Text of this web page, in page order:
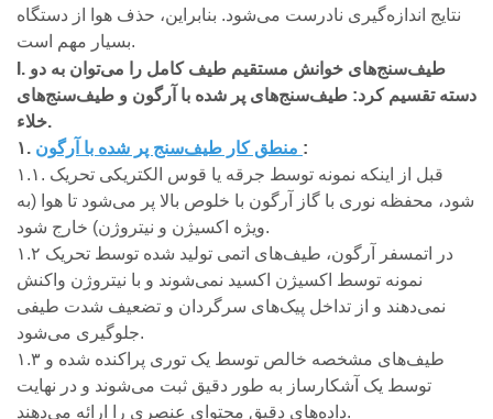
نتایج اندازه‌گیری نادرست می‌شود. بنابراین، حذف هوا از دستگاه
بسیار مهم است.
I. طیف‌سنج‌های خوانش مستقیم طیف کامل را می‌توان به دو
دسته تقسیم کرد: طیف‌سنج‌های پر شده با آرگون و طیف‌سنج‌های
خلاء.
۱.
:
۱.۱. قبل از اینکه نمونه توسط جرقه یا قوس الکتریکی تحریک
شود، محفظه نوری با گاز آرگون با خلوص بالا پر می‌شود تا هوا (به
ویژه اکسیژن و نیتروژن) خارج شود.
۱.۲ در اتمسفر آرگون، طیف‌های اتمی تولید شده توسط تحریک
نمونه توسط اکسیژن اکسید نمی‌شوند و با نیتروژن واکنش
نمی‌دهند و از تداخل پیک‌های سرگردان و تضعیف شدت طیفی
جلوگیری می‌شود.
۱.۳ طیف‌های مشخصه خالص توسط یک توری پراکنده شده و
توسط یک آشکارساز به طور دقیق ثبت می‌شوند و در نهایت
داده‌های دقیق محتوای عنصری را ارائه می‌دهند.